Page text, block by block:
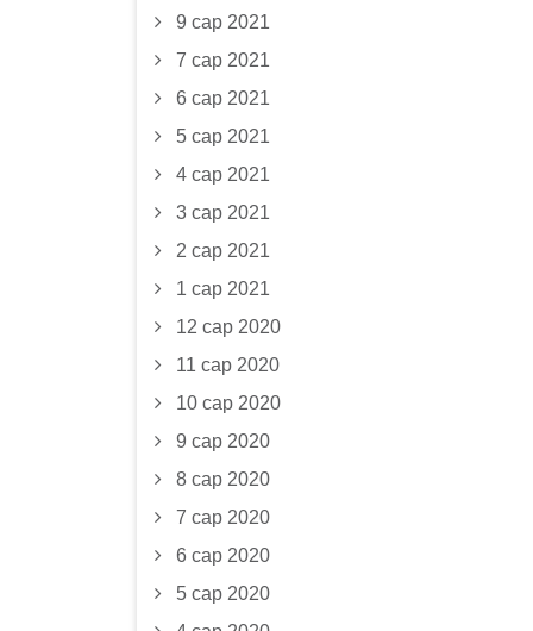
9 сар 2021
7 сар 2021
6 сар 2021
5 сар 2021
4 сар 2021
3 сар 2021
2 сар 2021
1 сар 2021
12 сар 2020
11 сар 2020
10 сар 2020
9 сар 2020
8 сар 2020
7 сар 2020
6 сар 2020
5 сар 2020